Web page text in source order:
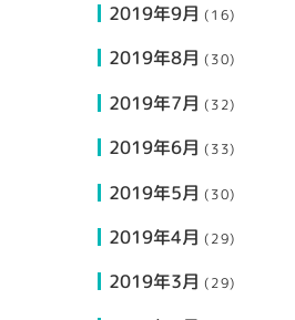
2019年9月 (16)
2019年8月 (30)
2019年7月 (32)
2019年6月 (33)
2019年5月 (30)
2019年4月 (29)
2019年3月 (29)